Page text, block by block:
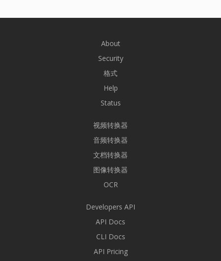
About
Security
格式
Help
Status
视频转换器
音频转换器
文档转换器
图像转换器
OCR
Developers API
API Docs
CLI Docs
API Pricing